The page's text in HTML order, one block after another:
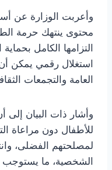
وأعربت الوزارة عن
محتوى ينتهك حرمة
التزامها الكامل
استغلال رقمي يمكن
العامة والتجمعات
وأشار ذات البيان إلى
للأطفال دون مراعاة
لمصلحتهم الفضلى،
الشخصية، ما يستوجب